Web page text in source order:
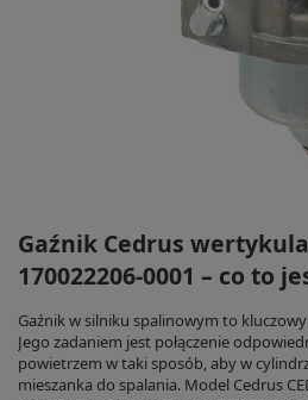
Gaźnik Cedrus
170022206-0001 – co to
Gaźnik w silniku spalinowym to
Jego zadaniem jest połączenie
powietrzem w taki sposób, aby w
mieszanka do spalania. Model Cedrus